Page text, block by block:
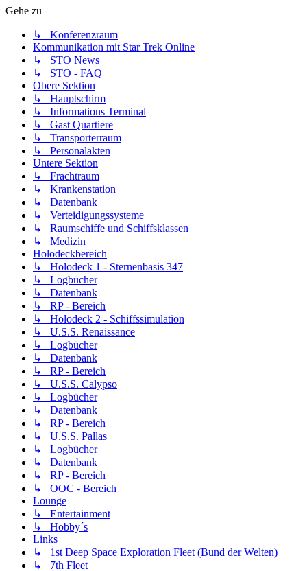
Gehe zu
↳ Konferenzraum
Kommunikation mit Star Trek Online
↳ STO News
↳ STO - FAQ
Obere Sektion
↳ Hauptschirm
↳ Informations Terminal
↳ Gast Quartiere
↳ Transporterraum
↳ Personalakten
Untere Sektion
↳ Frachtraum
↳ Krankenstation
↳ Datenbank
↳ Verteidigungssysteme
↳ Raumschiffe und Schiffsklassen
↳ Medizin
Holodeckbereich
↳ Holodeck 1 - Sternenbasis 347
↳ Logbücher
↳ Datenbank
↳ RP - Bereich
↳ Holodeck 2 - Schiffssimulation
↳ U.S.S. Renaissance
↳ Logbücher
↳ Datenbank
↳ RP - Bereich
↳ U.S.S. Calypso
↳ Logbücher
↳ Datenbank
↳ RP - Bereich
↳ U.S.S. Pallas
↳ Logbücher
↳ Datenbank
↳ RP - Bereich
↳ OOC - Bereich
Lounge
↳ Entertainment
↳ Hobby´s
Links
↳ 1st Deep Space Exploration Fleet (Bund der Welten)
↳ 7th Fleet